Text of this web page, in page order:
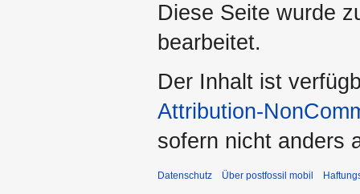
Diese Seite wurde
bearbeitet.
Der Inhalt ist
Attribution-
sofern nicht anders
Datenschutz Über postfossil mobil